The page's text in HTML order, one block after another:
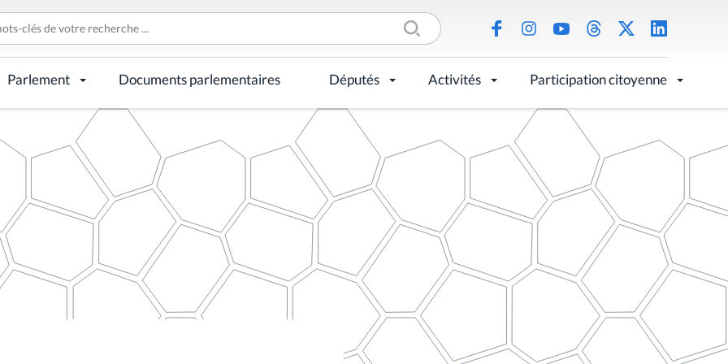
Parlement Documents parlementaires Députés Activités Participation citoyenne